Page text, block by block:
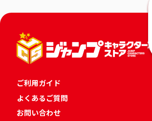
ご利用ガイド
よくあるご質問
お問い合わせ